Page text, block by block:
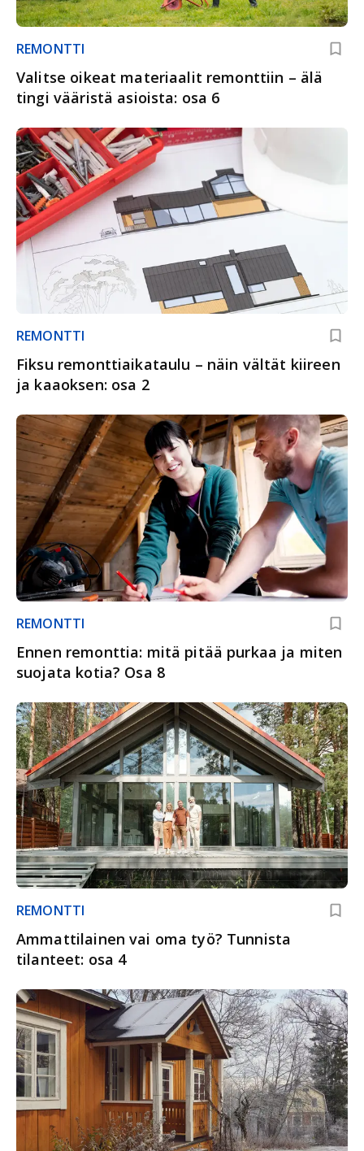
REMONTTI
Valitse oikeat materiaalit remonttiin – älä
tingi vääristä asioista: osa 6
REMONTTI
Fiksu remonttiaikataulu – näin vältät kiireen
ja kaaoksen: osa 2
REMONTTI
Ennen remonttia: mitä pitää purkaa ja miten
suojata kotia? Osa 8
REMONTTI
Ammattilainen vai oma työ? Tunnista
tilanteet: osa 4